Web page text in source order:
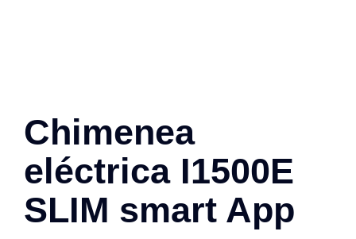
Chimenea
eléctrica I1500E
SLIM smart App